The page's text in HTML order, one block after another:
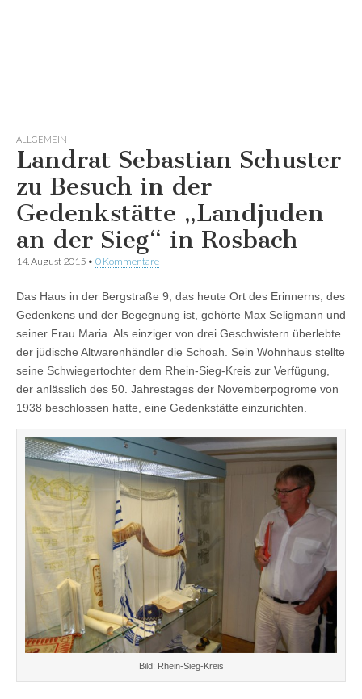
ALLGEMEIN
Landrat Sebastian Schuster
zu Besuch in der
Gedenkstätte „Landjuden
an der Sieg“ in Rosbach
14. August 2015 • 0 Kommentare
Das Haus in der Bergstraße 9, das heute Ort des Erinnerns, des
Gedenkens und der Begegnung ist, gehörte Max Seligmann und
seiner Frau Maria. Als einziger von drei Geschwistern überlebte
der jüdische Altwarenhändler die Schoah. Sein Wohnhaus stellte
seine Schwiegertochter dem Rhein-Sieg-Kreis zur Verfügung,
der anlässlich des 50. Jahrestages der Novemberpogrome von
1938 beschlossen hatte, eine Gedenkstätte einzurichten.
Bild: Rhein-Sieg-Kreis